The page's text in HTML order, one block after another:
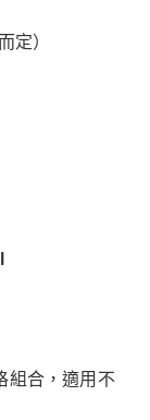
定）
組合，適用不